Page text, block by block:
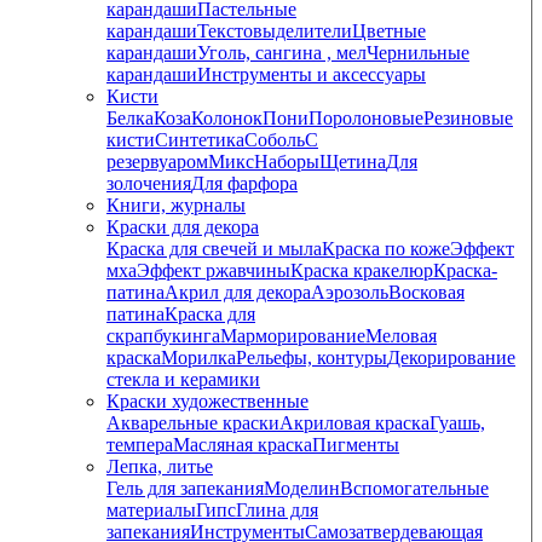
карандашиПастельные
карандашиТекстовыделителиЦветные
карандашиУголь, сангина , мелЧернильные
карандашиИнструменты и аксессуары
Кисти
БелкаКозаКолонокПониПоролоновыеРезиновые
кистиСинтетикаСобольС
резервуаромМиксНаборыЩетинаДля
золоченияДля фарфора
Книги, журналы
Краски для декора
Краска для свечей и мылаКраска по кожеЭффект
мхаЭффект ржавчиныКраска кракелюрКраска-
патинаАкрил для декораАэрозольВосковая
патинаКраска для
скрапбукингаМарморированиеМеловая
краскаМорилкаРельефы, контурыДекорирование
стекла и керамики
Краски художественные
Акварельные краскиАкриловая краскаГуашь,
темпераМасляная краскаПигменты
Лепка, литье
Гель для запеканияМоделинВспомогательные
материалыГипсГлина для
запеканияИнструментыСамозатвердевающая